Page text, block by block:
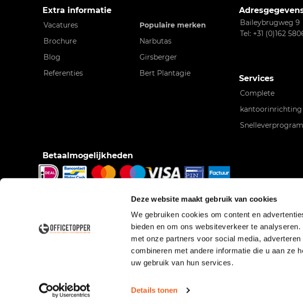
Deze website maakt gebruik van cookies
We gebruiken cookies om content en
bieden en om ons websiteverkeer te
met onze partners voor social media,
combineren met andere informatie die u aan ze
uw gebruik van hun services.
Details tonen
Extra informatie
Vacatures
Populaire merken
Brochure
Narbutas
Blog
Girsberger
Referenties
Bert Plantagie
Betaalmogelijkheden
pinnen bij bezorging, Factuur.
Baileybrugweg 9
Tel: +31 (0)162
Services
Complete
kantoorinrichting
© Copyright 2026 Officetopper